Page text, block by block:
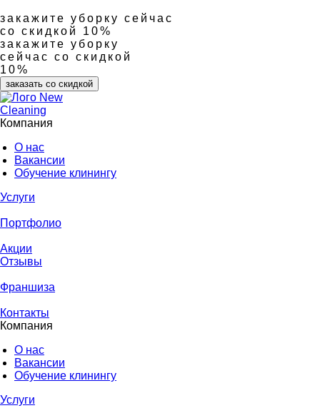
закажите уборку сейчас
со скидкой 10%
закажите уборку
сейчас со скидкой
10%
заказать со скидкой
Компания
О нас
Вакансии
Обучение клинингу
Услуги
Портфолио
Акции
Отзывы
Франшиза
Контакты
Компания
О нас
Вакансии
Обучение клинингу
Услуги